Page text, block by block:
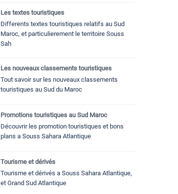
Les textes touristiques
Differents textes touristiques relatifs au Sud
Maroc, et particulierement le territoire Souss
Sah
Les nouveaux classements touristiques
Tout savoir sur les nouveaux classements
touristiques au Sud du Maroc
Promotions touristiques au Sud Maroc
Découvrir les promotion touristiques et bons
plans a Souss Sahara Atlantique
Tourisme et dérivés
Tourisme et dérivés a Souss Sahara Atlantique,
et Grand Sud Atlantique